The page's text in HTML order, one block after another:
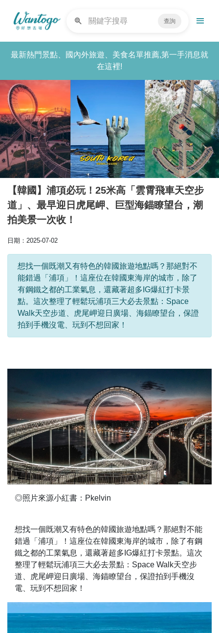
查詢
最新熱門景點、國內外旅遊、美食名單推薦,第一手消息就
在這裡!
【韓國】浦項必玩！25米高「雲霄飛車天空步
道」、最早迎日虎尾岬、巨型海錨瞭望台，潮
拍美景一次收！
日期：2025-07-02
想找一個既潮又有特色的韓國旅遊地點嗎？那絕對不
能錯過「浦項」！這座位在韓國東海岸的城市，除了
有鋼鐵之都的工業氣息，還藏著超多IG爆紅打卡景
點。這次整理了輕鬆玩浦項三大必去景點：Space
Walk天空步道、虎尾岬迎日廣場、海錨瞭望台，保證
拍到手機沒電、玩到不想回家！
◎照片來源小紅書：Pkelvin
想找一個既潮又有特色的韓國旅遊地點嗎？那絕對不能
錯過「浦項」！這座位在韓國東海岸的城市，除了有鋼
鐵之都的工業氣息，還藏著超多IG爆紅打卡景點。這次
整理了輕鬆玩浦項三大必去景點：Space Walk天空步
道、虎尾岬迎日廣場、海錨瞭望台，保證拍到手機沒
電、玩到不想回家！